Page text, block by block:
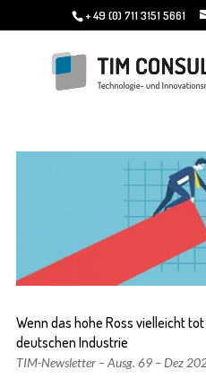
+ 49 (0) 711 3151 5661
Wenn das hohe Ross vielleicht
deutschen Industrie
TIM-Newsletter – Ausg. 69 – Dez